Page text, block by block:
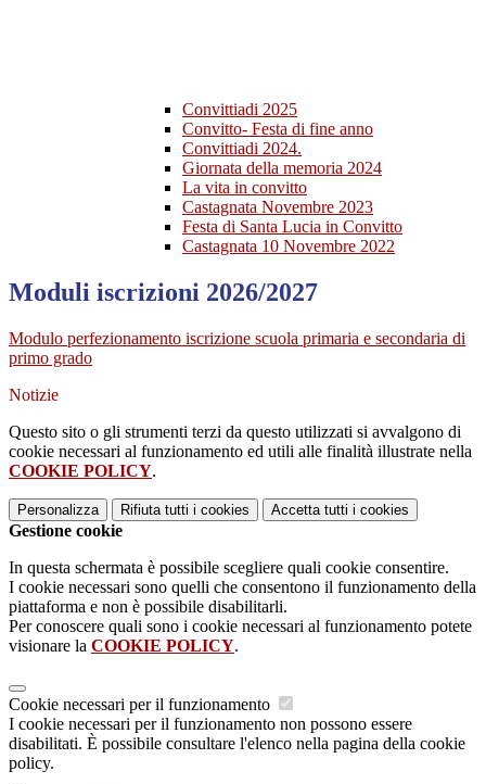
Convittiadi 2025
Convitto- Festa di fine anno
Convittiadi 2024.
Giornata della memoria 2024
La vita in convitto
Castagnata Novembre 2023
Festa di Santa Lucia in Convitto
Castagnata 10 Novembre 2022
Moduli iscrizioni 2026/2027
Modulo perfezionamento iscrizione scuola primaria e secondaria di
primo grado
Notizie
Questo sito o gli strumenti terzi da questo utilizzati si avvalgono di
cookie necessari al funzionamento ed utili alle finalità illustrate nella
COOKIE POLICY.
Personalizza Rifiuta tutti i cookies Accetta tutti i cookies
Gestione cookie
In questa schermata è possibile scegliere quali cookie consentire.
I cookie necessari sono quelli che consentono il funzionamento della
piattaforma e non è possibile disabilitarli.
Per conoscere quali sono i cookie necessari al funzionamento potete
visionare la COOKIE POLICY.
Cookie necessari per il funzionamento
I cookie necessari per il funzionamento non possono essere
disabilitati. È possibile consultare l'elenco nella pagina della cookie
policy.